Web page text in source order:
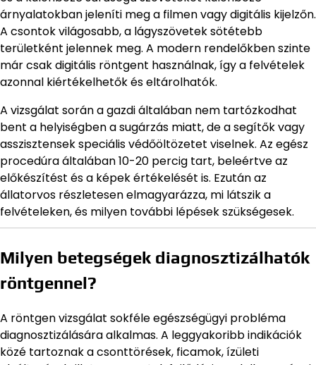
árnyalatokban jeleníti meg a filmen vagy digitális kijelzőn.
A csontok világosabb, a lágyszövetek sötétebb
területként jelennek meg. A modern rendelőkben szinte
már csak digitális röntgent használnak, így a felvételek
azonnal kiértékelhetők és eltárolhatók.
A vizsgálat során a gazdi általában nem tartózkodhat
bent a helyiségben a sugárzás miatt, de a segítők vagy
asszisztensek speciális védőöltözetet viselnek. Az egész
procedúra általában 10-20 percig tart, beleértve az
előkészítést és a képek értékelését is. Ezután az
állatorvos részletesen elmagyarázza, mi látszik a
felvételeken, és milyen további lépések szükségesek.
Milyen betegségek diagnosztizálhatók
röntgennel?
A röntgen vizsgálat sokféle egészségügyi probléma
diagnosztizálására alkalmas. A leggyakoribb indikációk
közé tartoznak a csonttörések, ficamok, ízületi